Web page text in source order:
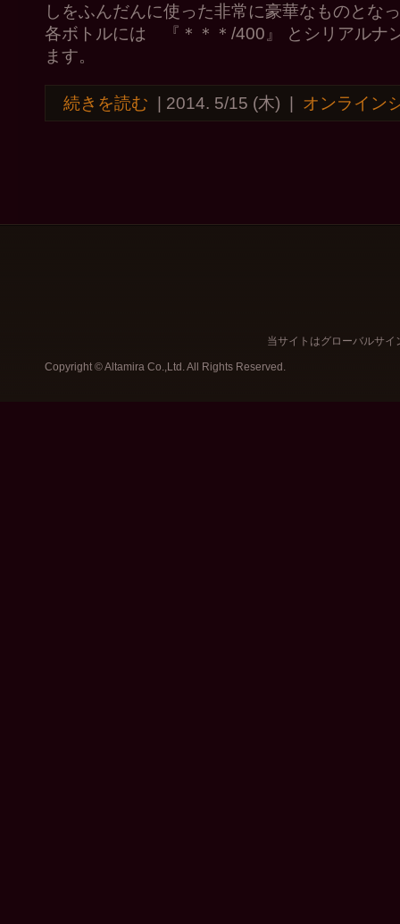
しをふんだんに使った非常に豪華なものとな
各ボトルには 『＊＊＊/400』 とシリアルナ
ます。
続きを読む | 2014. 5/15 (木) | オンライン
当サイトはグローバルサ
Copyright © Altamira Co.,Ltd. All Rights Reserved.